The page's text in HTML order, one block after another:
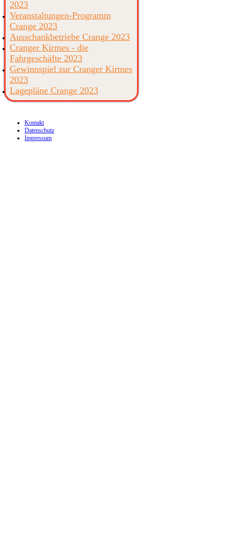
2023
Veranstaltungen-Programm
Crange 2023
Ausschankbetriebe Crange 2023
Cranger Kirmes - die
Fahrgeschäfte 2023
Gewinnspiel zur Cranger Kirmes
2023
Lagepläne Crange 2023
Kontakt
Datenschutz
Impressum